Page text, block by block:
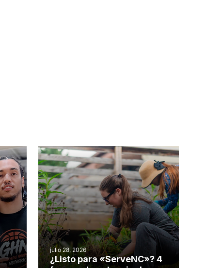
julio 28, 2026
¿Listo para «ServeNC»? 4